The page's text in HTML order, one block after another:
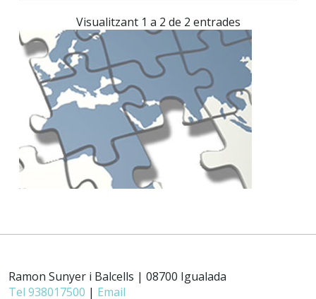
Visualitzant 1 a 2 de 2 entrades
Ramon Sunyer i Balcells | 08700 Igualada
Tel 938017500 | Email